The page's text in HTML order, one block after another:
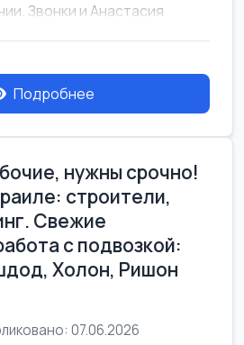
Звонки и Анастасия
Подробнее
нужны срочно!
строители,
Свежие
с подвозкой:
Холон, Ришон
07.06.2026